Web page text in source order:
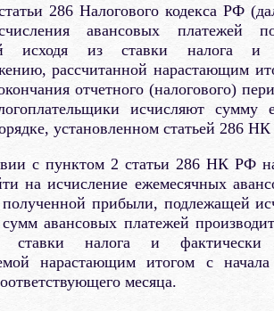
286 Налогового кодекса РФ
авансовых платежей
исходя из ставки налога и
рассчитанной нарастающим
отчетного (налогового)
исчисляют сумму
установленном статьей 286
с пунктом 2 статьи 286 НК РФ
на исчисление ежемесячных
полученной прибыли, подлежащей
авансовых платежей
ставки налога и фактически
нарастающим итогом с
месяца.